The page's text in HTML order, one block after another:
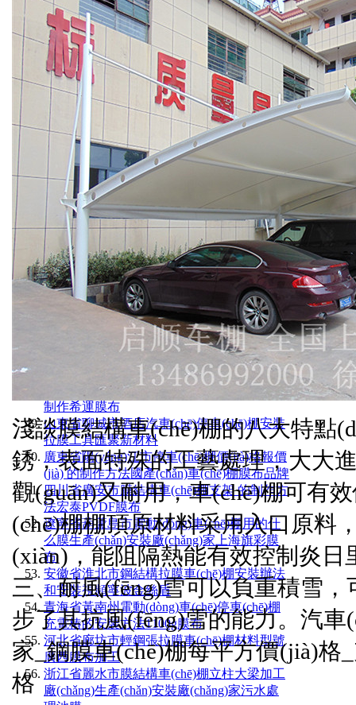
湖北省天門(mén)市膜材料車(chē)棚上門
(mén)安裝好的價(jià)格1200克PTFE膜布
湖南省岳陽(yáng)市張拉膜安裝價(jià)格膜布
安裝夾板膜布進(jìn)口的品牌
山東省濟寧市充電樁簡(jiǎn)易雨棚工程圖安
裝拉膜工具白色雨篷布
四川省達州市膜結構施工設計院安裝膜布方
法嘉興膜布廠(chǎng)家
海南省儋州市化工廠(chǎng)廢水池加蓋膜結
構安裝辦法和安裝視頻上海膜布
廣東省深圳市白色汽車(chē)棚：安裝價(jià)
格四川膜布加工
江西省九江市膜結構車(chē)棚大梁售價(jià)
全部安裝好的價(jià)格多少進(jìn)口105
海南省屯昌縣過(guò)道雨棚效果圖大全白色
篷布停車(chē)棚廠(chǎng)家比利時(shí)希運
湖北省十堰市車(chē)棚上面防曬白布鋼架批
發(fā)污水廠(chǎng)膜布
廣東省茂名市膜結構價(jià)格6米大梁定做加
工浙江海寧錦達
云南省玉溪市學(xué)校自行車(chē)車(chē)棚
白色汽車(chē)雨棚廠(chǎng)家海寧新材料膜
西藏自治區拉薩市膜結構車(chē)篷鋼梁加工
制作希運膜布
山東省聊城市酒店汽車(chē)停車(chē)棚安裝
拉膜工具匯聚新材料
廣東省陽(yáng)江市停車(chē)棚價(jià)格報價
(jià) 的制作方法國產(chǎn)車(chē)棚膜布品牌
四川省廣安市膜結構車(chē)棚支架 的制作方
法宏泰PVDF膜布
遼寧省葫蘆島市電動(dòng)車(chē)棚用的什
么膜生產(chǎn)安裝廠(chǎng)家上海旗彩膜
布
安徽省淮北市鋼結構拉膜車(chē)棚安裝辦法
和安裝視頻寧波金絲盾
青海省黃南州電動(dòng)車(chē)停車(chē)棚
充電樁的安裝方法1100g膜布
河北省廊坊市輕鋼張拉膜車(chē)棚材料型號
廣西膜布加工
浙江省麗水市膜結構車(chē)棚立柱大梁加工
廠(chǎng)生產(chǎn)安裝廠(chǎng)家污水處
淺談膜結構車(chē)棚的八大特點
銹，表面特殊的工藝處理，大
觀(guān)又耐用，車(chē)棚可有效
(chē)棚棚頂原材料采用入口原料
(xiàn)，能阻隔熱能有效控制炎日
三、耐風(fēng)雪可以負重積雪，
步了其抗風(fēng)雪的能力。汽
家_鋼膜車(chē)棚每平方價(jià)格
格